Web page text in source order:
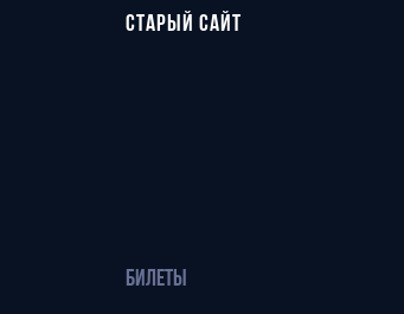
СТАРЫЙ САЙТ
БИЛЕТЫ